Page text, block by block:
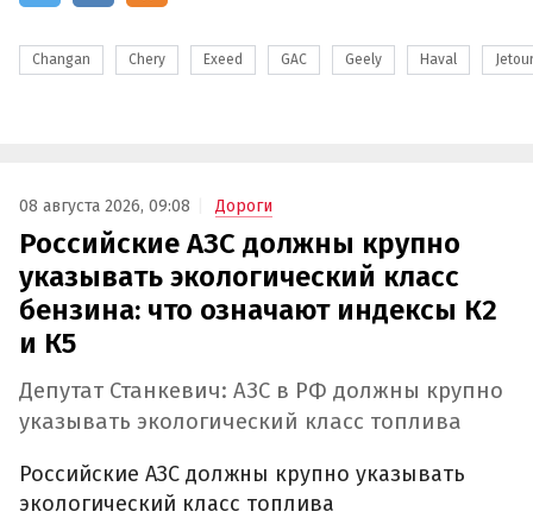
Changan Chery Exeed GAC Geely Haval Jetour
08 августа 2026, 09:08 Дороги
Российские АЗС должны крупно
указывать экологический класс
бензина: что означают индексы К2
и К5
Депутат Станкевич: АЗС в РФ должны крупно
указывать экологический класс топлива
Российские АЗС должны крупно указывать
экологический класс топлива